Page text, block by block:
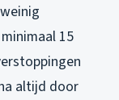
15
altijd door